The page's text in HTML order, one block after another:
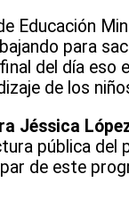
Educación
para
del día
de los
Jéssica
pública del
de este